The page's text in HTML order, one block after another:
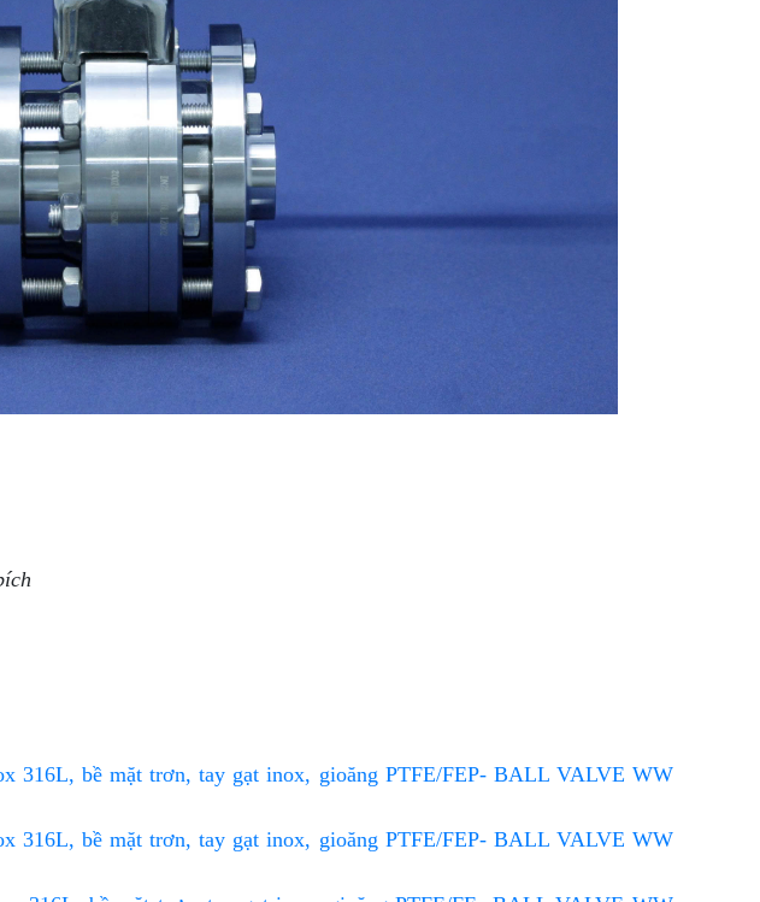
316L, bề mặt trơn, tay gạt inox, gioăng PTFE/FEP- BALL VALVE WW
316L, bề mặt trơn, tay gạt inox, gioăng PTFE/FEP- BALL VALVE WW